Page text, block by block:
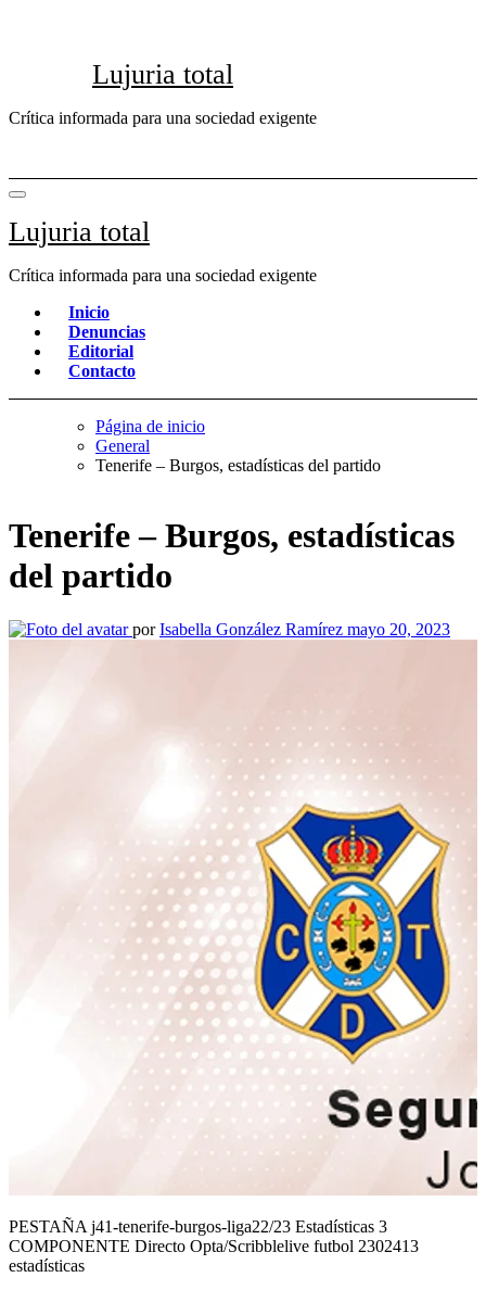
Lujuria total
Crítica informada para una sociedad exigente
Lujuria total
Crítica informada para una sociedad exigente
Inicio
Denuncias
Editorial
Contacto
Página de inicio
General
Tenerife – Burgos, estadísticas del partido
Tenerife – Burgos, estadísticas
del partido
porIsabella González Ramírez mayo 20, 2023
PESTAÑA j41-tenerife-burgos-liga22/23 Estadísticas 3
COMPONENTE Directo Opta/Scribblelive futbol 2302413
estadísticas